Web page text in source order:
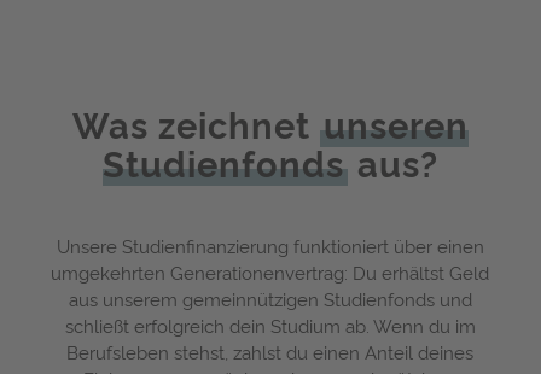
Was zeichnet unseren
Studienfondsaus?
Unsere Studienfinanzierung funktioniert über einen
umgekehrten Generationenvertrag: Du erhältst Geld
aus unserem gemeinnützigen Studienfonds und
schließt erfolgreich dein Studium ab. Wenn du im
Berufsleben stehst, zahlst du einen Anteil deines